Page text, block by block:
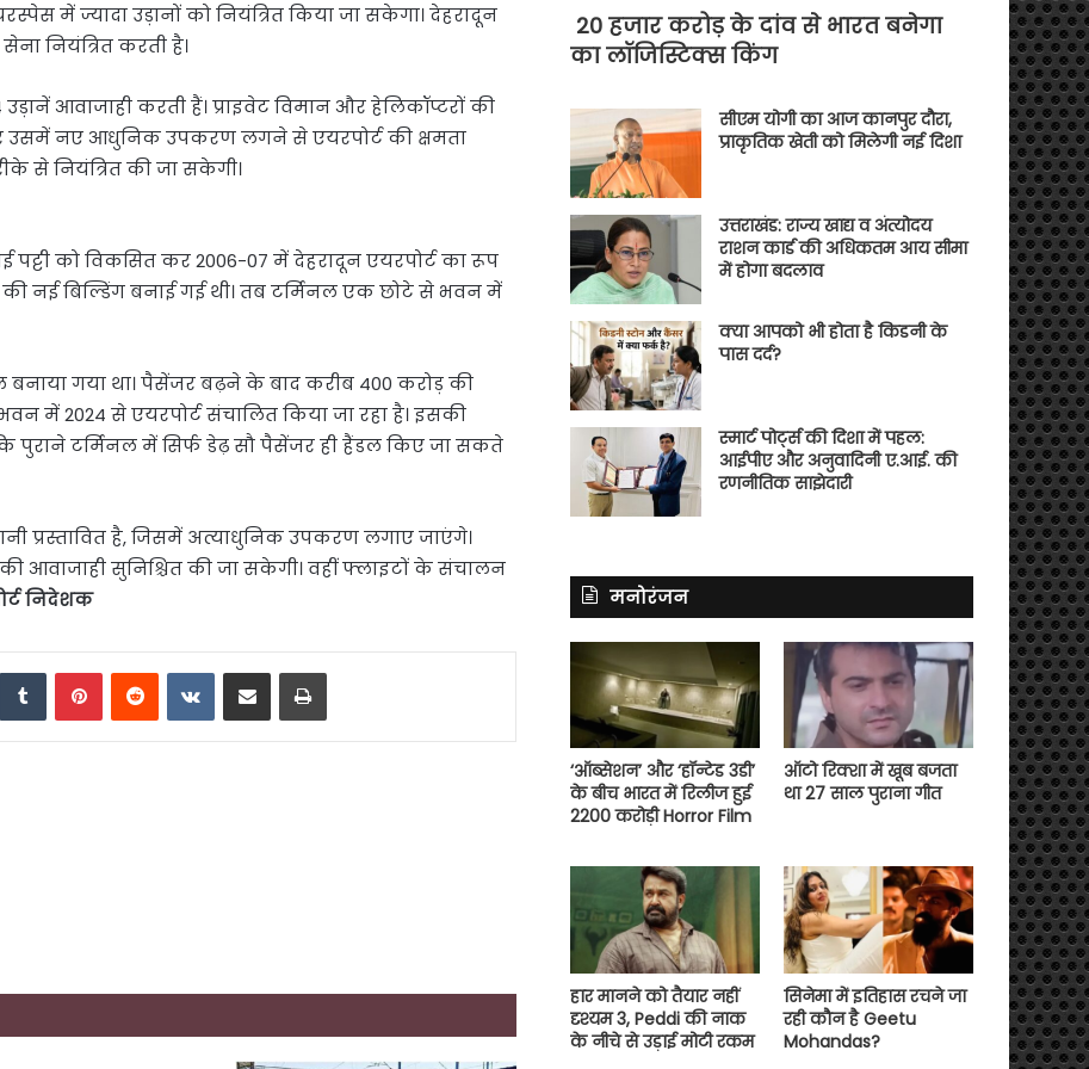
में ज्यादा उड़ानों को नियंत्रित किया जा सकेगा। देहरादून
नियंत्रित करती है।
आवाजाही करती हैं। प्राइवेट विमान और हेलिकॉप्टरों की
उसमें नए आधुनिक उपकरण लगने से एयरपोर्ट की क्षमता
से नियंत्रित की जा सकेगी।
पट्टी को विकसित कर 2006-07 में देहरादून एयरपोर्ट का रूप
की नई बिल्डिंग बनाई गई थी। तब टर्मिनल एक छोटे से भवन में
बनाया गया था। पैसेंजर बढ़ने के बाद करीब 400 करोड़ की
में 2024 से एयरपोर्ट संचालित किया जा रहा है। इसकी
टर्मिनल में सिर्फ डेढ़ सौ पैसेंजर ही हैंडल किए जा सकते
प्रस्तावित है, जिसमें अत्याधुनिक उपकरण लगाए जाएंगे।
आवाजाही सुनिश्चित की जा सकेगी। वहीं फ्लाइटों के संचालन
निदेशक
TumblrPinterestReddit VKontakte
Share via Email Print
20 हजार करोड़ के दांव से भारत बनेगा
का लॉजिस्टिक्स किंग
सीएम योगी का आज कानपुर दौरा,
प्राकृतिक खेती को मिलेगी नई दिशा
उत्तराखंड: राज्य खाद्य व अंत्योदय
राशन कार्ड की अधिकतम आय सीमा
में होगा बदलाव
क्या आपको भी होता है किडनी के
पास दर्द?
स्मार्ट पोर्ट्स की दिशा में पहल:
आईपीए और अनुवादिनी ए.आई. की
रणनीतिक साझेदारी
मनोरंजन
‘ऑब्सेशन’ और ‘हॉन्टेड 3डी’
के बीच भारत में रिलीज हुई
2200 करोड़ी Horror Film
ऑटो रिक्शा में खूब बजता
था 27 साल पुराना गीत
हार मानने को तैयार नहीं
दृश्यम 3, Peddi की नाक
के नीचे से उड़ाई मोटी रकम
सिनेमा में इतिहास रचने जा
रही कौन है Geetu
Mohandas?